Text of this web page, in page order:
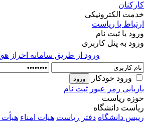
کارکنان
خدمت الکترونیکی
ارتباط با ریاست
ورود یا ثبت نام
ورود به پنل کاربری
ورود از طريق سامانه احراز
ورود خودکار
بازیابی رمز عبور ثبت نام
حوزه ریاست
ریاست دانشگاه
رییس دانشگاه دفتر ریاست هیات امناء هیأت